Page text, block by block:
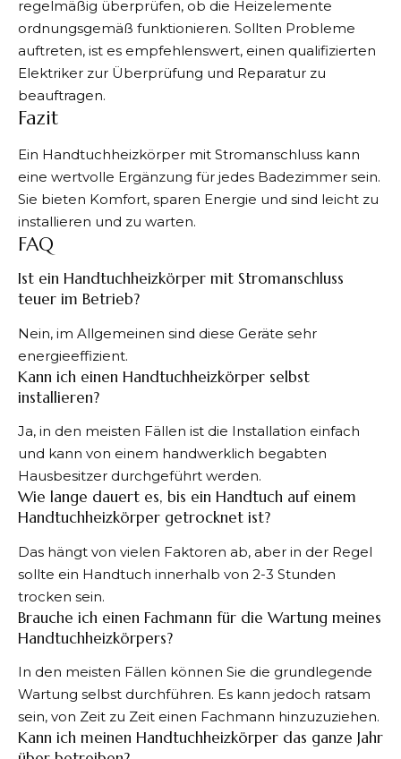
regelmäßig überprüfen, ob die Heizelemente
ordnungsgemäß funktionieren. Sollten Probleme
auftreten, ist es empfehlenswert, einen qualifizierten
Elektriker zur Überprüfung und Reparatur zu
beauftragen.
Fazit
Ein Handtuchheizkörper mit Stromanschluss kann
eine wertvolle Ergänzung für jedes Badezimmer sein.
Sie bieten Komfort, sparen Energie und sind leicht zu
installieren und zu warten.
FAQ
Ist ein Handtuchheizkörper mit Stromanschluss
teuer im Betrieb?
Nein, im Allgemeinen sind diese Geräte sehr
energieeffizient.
Kann ich einen Handtuchheizkörper selbst
installieren?
Ja, in den meisten Fällen ist die Installation einfach
und kann von einem handwerklich begabten
Hausbesitzer durchgeführt werden.
Wie lange dauert es, bis ein Handtuch auf einem
Handtuchheizkörper getrocknet ist?
Das hängt von vielen Faktoren ab, aber in der Regel
sollte ein Handtuch innerhalb von 2-3 Stunden
trocken sein.
Brauche ich einen Fachmann für die Wartung meines
Handtuchheizkörpers?
In den meisten Fällen können Sie die grundlegende
Wartung selbst durchführen. Es kann jedoch ratsam
sein, von Zeit zu Zeit einen Fachmann hinzuzuziehen.
Kann ich meinen Handtuchheizkörper das ganze Jahr